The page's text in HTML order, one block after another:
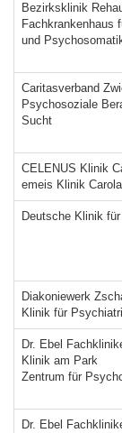
Bezirksklinik
Fachkrankenhaus
und
Caritasverband
Psychosoziale
Sucht
CELENUS Klinik
emeis Klinik
Deutsche Klinik
Diakoniewerk
Klinik für
Dr. Ebel
Klinik am Park
Zentrum für
Dr. Ebel